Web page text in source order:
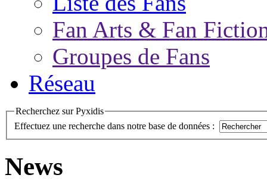
Fan Arts & Fan
Groupes de Fans
Réseau
Recherchez sur Pyxidis
Effectuez une recherche dans notre base de données :
News